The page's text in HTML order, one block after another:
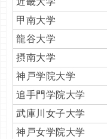
甲南大学
龍谷大学
摂南大学
神戸学院大学
追手門学院大学
武庫川女子大学
神戸女学院大学